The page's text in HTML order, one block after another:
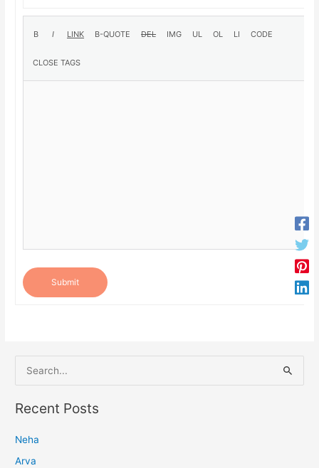
Submit
e
a
c
h
Recent Posts
Neha
Arva